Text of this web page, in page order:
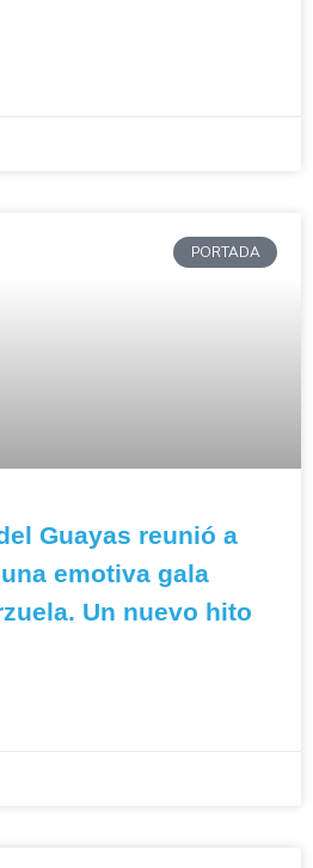
PORTADA
Guayas reunió a
emotiva gala
Un nuevo hito